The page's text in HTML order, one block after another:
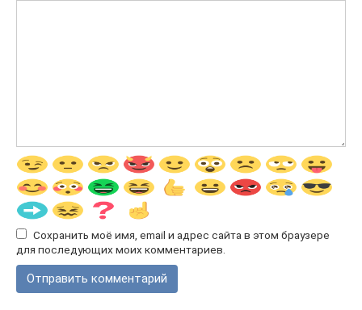
Сохранить моё имя, email и адрес сайта в этом браузере
для последующих моих комментариев.